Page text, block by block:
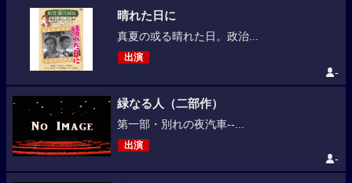
晴れた日に
真夏の或る晴れた日。政治...
出演
-
緑なる人（二部作）
第一部・別れの夜汽車--...
出演
-